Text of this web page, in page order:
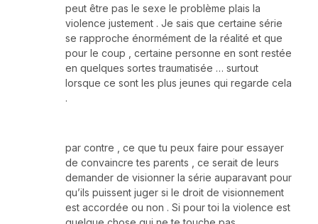
peut être pas le sexe le problème plais la
violence justement . Je sais que certaine série
se rapproche énormément de la réalité et que
pour le coup , certaine personne en sont restée
en quelques sortes traumatisée … surtout
lorsque ce sont les plus jeunes qui regarde cela
.
par contre , ce que tu peux faire pour essayer
de convaincre tes parents , ce serait de leurs
demander de visionner la série auparavant pour
qu’ils puissent juger si le droit de visionnement
est accordée ou non . Si pour toi la violence est